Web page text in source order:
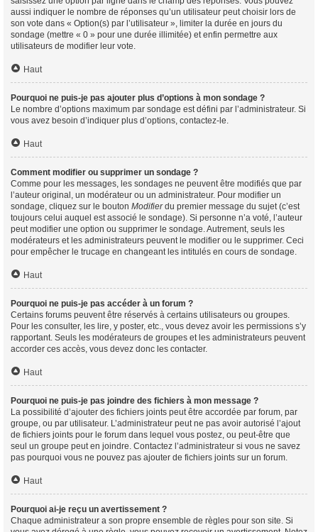
aussi indiquer le nombre de réponses qu’un utilisateur peut choisir lors de
son vote dans « Option(s) par l’utilisateur », limiter la durée en jours du
sondage (mettre « 0 » pour une durée illimitée) et enfin permettre aux
utilisateurs de modifier leur vote.
Haut
Pourquoi ne puis-je pas ajouter plus d’options à mon sondage ?
Le nombre d’options maximum par sondage est défini par l’administrateur. Si
vous avez besoin d’indiquer plus d’options, contactez-le.
Haut
Comment modifier ou supprimer un sondage ?
Comme pour les messages, les sondages ne peuvent être modifiés que par
l’auteur original, un modérateur ou un administrateur. Pour modifier un
sondage, cliquez sur le bouton Modifierdu premier message du sujet (c’est
toujours celui auquel est associé le sondage). Si personne n’a voté, l’auteur
peut modifier une option ou supprimer le sondage. Autrement, seuls les
modérateurs et les administrateurs peuvent le modifier ou le supprimer. Ceci
pour empêcher le trucage en changeant les intitulés en cours de sondage.
Haut
Pourquoi ne puis-je pas accéder à un forum ?
Certains forums peuvent être réservés à certains utilisateurs ou groupes.
Pour les consulter, les lire, y poster, etc., vous devez avoir les permissions s’y
rapportant. Seuls les modérateurs de groupes et les administrateurs peuvent
accorder ces accès, vous devez donc les contacter.
Haut
Pourquoi ne puis-je pas joindre des fichiers à mon message ?
La possibilité d’ajouter des fichiers joints peut être accordée par forum, par
groupe, ou par utilisateur. L’administrateur peut ne pas avoir autorisé l’ajout
de fichiers joints pour le forum dans lequel vous postez, ou peut-être que
seul un groupe peut en joindre. Contactez l’administrateur si vous ne savez
pas pourquoi vous ne pouvez pas ajouter de fichiers joints sur un forum.
Haut
Pourquoi ai-je reçu un avertissement ?
Chaque administrateur a son propre ensemble de règles pour son site. Si